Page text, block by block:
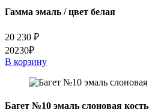
Гамма эмаль / цвет белая
20 230 ₽
20230₽
В корзину
Багет №10 эмаль слоновая кость